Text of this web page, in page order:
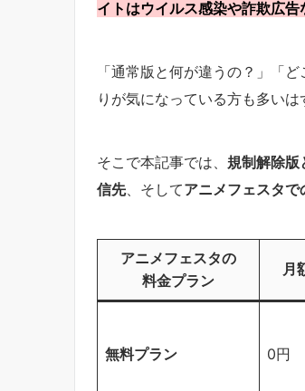
イトはウイルス感染や詐欺広告
「通常版と何が違うの？」「
りが気になっている方も多いは
そこで本記事では、 規制解除版
信先、そしてアニメフェスタで
アニメフェスタの
料金プラン
月
無料プラン 0円